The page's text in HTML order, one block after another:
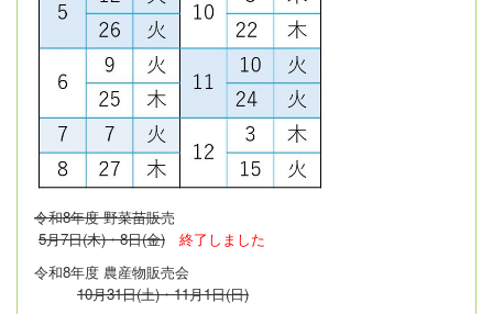
令和8年度 野菜苗販売
5月7日(木)・8日(金)
終了しました
令和8年度 農産物販売会
10月31日(土)・11月1日(日)